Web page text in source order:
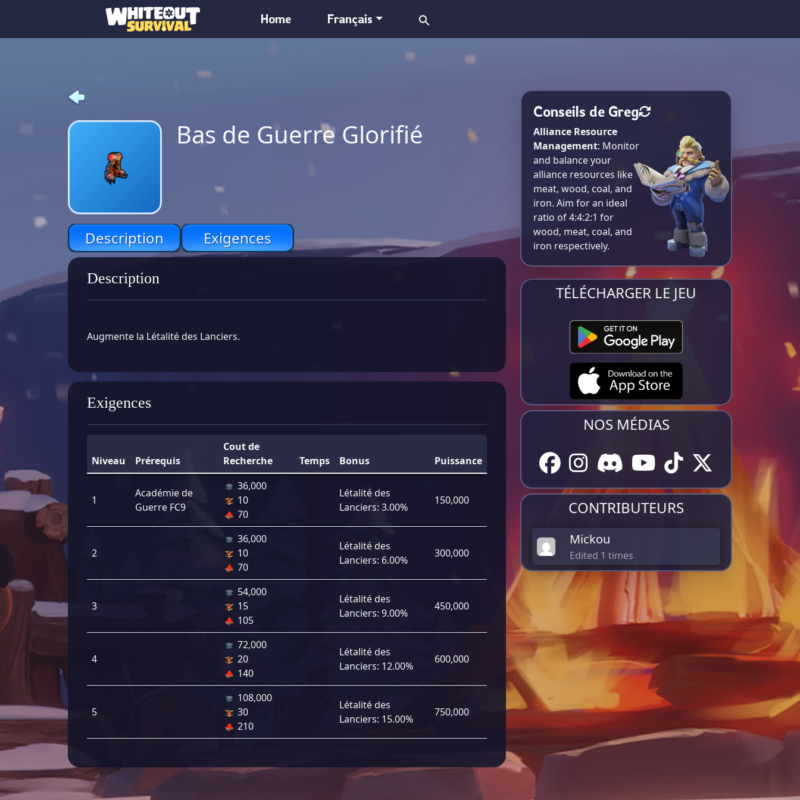
Home Français
Bas de Guerre Glorifié
Description Exigences
Description
Augmente la Létalité des Lanciers.
Exigences
Niveau Prérequis
Cout de
Recherche
Temps Bonus Puissance
1
Académie de
Guerre FC9
36,000
10
70
Létalité des
Lanciers: 3.00%
150,000
2
36,000
10
70
Létalité des
Lanciers: 6.00%
300,000
3
54,000
15
105
Létalité des
Lanciers: 9.00%
450,000
4
72,000
20
140
Létalité des
Lanciers: 12.00%
600,000
5
108,000
30
210
Létalité des
Lanciers: 15.00%
750,000
Conseils de Greg
Alliance Resource
Management: Monitor
and balance your
alliance resources like
meat, wood, coal, and
iron. Aim for an ideal
ratio of 4:4:2:1 for
wood, meat, coal, and
iron respectively​.
TÉLÉCHARGER LE JEU
NOS MÉDIAS
CONTRIBUTEURS
Mickou
Edited 1 times